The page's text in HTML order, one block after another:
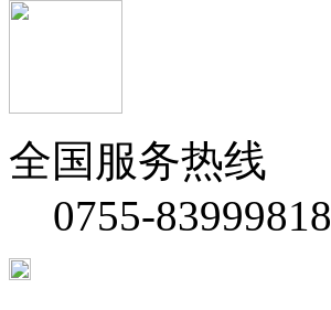
全国服务热线
0755-83999818